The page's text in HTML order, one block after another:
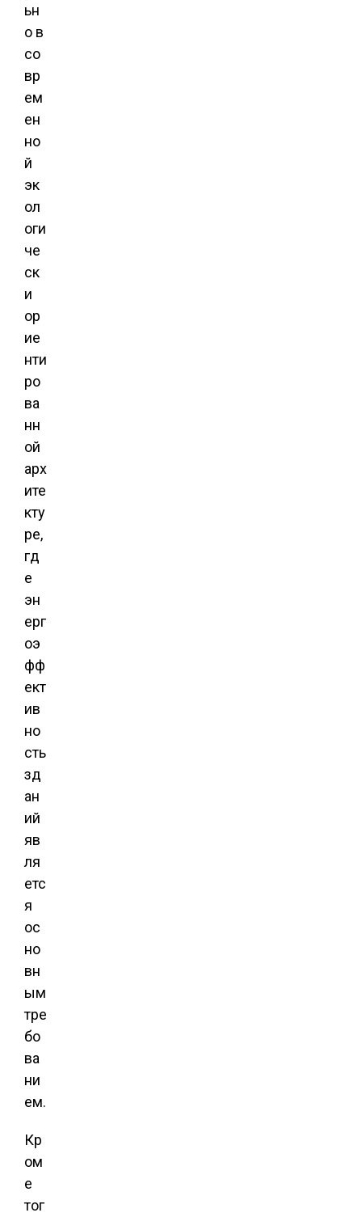
ьн
о в
со
вр
ем
ен
но
й
эк
ол
оги
че
ск
и
ор
ие
нти
ро
ва
нн
ой
арх
ите
кту
ре,
гд
е
эн
ерг
оэ
фф
ект
ив
но
сть
зд
ан
ий
яв
ля
етс
я
ос
но
вн
ым
тре
бо
ва
ни
ем.
Кр
ом
е
тог